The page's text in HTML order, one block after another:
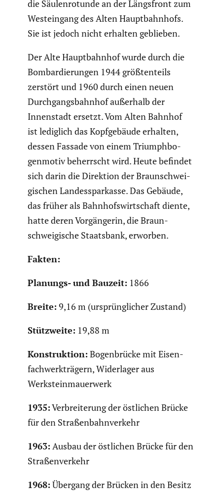
die Säulen­ro­tunde an der Längs­front zum
Westein­gang des Alten Haupt­bahn­hofs.
Sie ist jedoch nicht erhalten geblieben.
Der Alte Haupt­bahnhof wurde durch die
Bombar­die­rungen 1944 größten­teils
zerstört und 1960 durch einen neuen
Durch­gangs­bahnhof außerhalb der
Innen­stadt ersetzt. Vom Alten Bahnhof
ist lediglich das Kopfge­bäude erhalten,
dessen Fassade von einem Triumph­bo­
gen­motiv beherrscht wird. Heute befindet
sich darin die Direktion der Braun­schwei­
gi­schen Landes­spar­kasse. Das Gebäude,
das früher als Bahnhofs­wirt­schaft diente,
hatte deren Vorgän­gerin, die Braun­
schwei­gi­sche Staats­bank, erworben.
Fakten:
Planungs- und Bauzeit: 1866
Breite: 9,16 m (ursprüng­li­cher Zustand)
Stütz­weite: 19,88 m
Konstruk­tion: Bogen­brücke mit Eisen­
fach­werk­trä­gern, Wider­lager aus
Werkstein­mau­er­werk
1935:Verbrei­te­rung der östlichen Brücke
für den Straßen­bahn­ver­kehr
1963: Ausbau der östlichen Brücke für den
Straßen­ver­kehr
1968: Übergang der Brücken in den Besitz